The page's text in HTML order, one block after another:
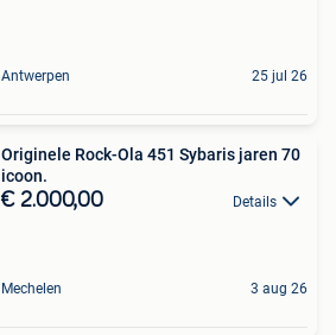
Antwerpen 25 jul 26
Originele Rock-Ola 451 Sybaris jaren 70
icoon.
€ 2.000,00 Details
Mechelen 3 aug 26